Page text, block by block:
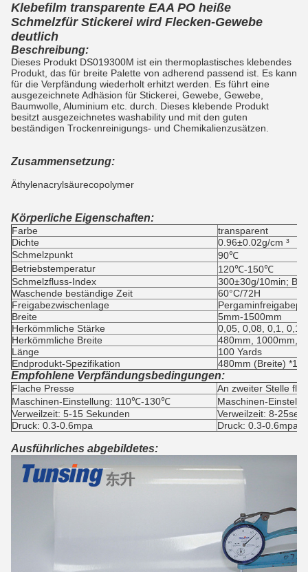
Klebefilm transparente EAA PO heiße
Schmelzfür Stickerei wird Flecken-Gewebe
deutlich
Beschreibung:
Dieses Produkt DS019300M ist ein thermoplastisches klebendes
Produkt, das für breite Palette von adherend passend ist. Es kann
für die Verpfändung wiederholt erhitzt werden. Es führt eine
ausgezeichnete Adhäsion für Stickerei, Gewebe, Gewebe,
Baumwolle, Aluminium etc. durch. Dieses klebende Produkt
besitzt ausgezeichnetes washability und mit den guten
beständigen Trockenreinigungs- und Chemikalienzusätzen.
Zusammensetzung:
Äthylenacrylsäurecopolymer
Körperliche Eigenschaften:
Farbe
transparent
Dichte
0.96±0.02g/cm ³
Schmelzpunkt
90℃
Betriebstemperatur
120℃-150℃
Schmelzfluss-Index
300±30g/10min;
Waschende beständige Zeit
60°C/72H
Freigabezwischenlage
Breite
5mm-1500mm
Herkömmliche Stärke
0,05, 0,08, 0,1,
Herkömmliche Breite
480mm, 1000mm,
Länge
100 Yards
Endprodukt-Spezifikation
480mm (Breite)
Empfohlene Verpfändungsbedingungen:
Flache Presse
An zweiter Stelle
Maschinen-Einstellung: 110℃-130℃
Maschinen-
Verweilzeit: 5-15 Sekunden
Verweilzeit: 8-
Druck: 0.3-0.6mpa
Druck: 0.3-0.6mpa
Ausführliches abgebildetes: